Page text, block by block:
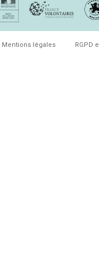
Mentions légales RGPD